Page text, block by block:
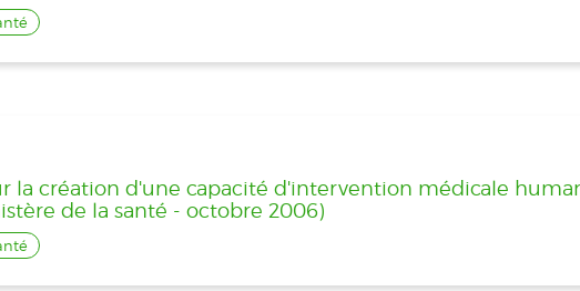
la création d'une capacité d'intervention médicale
de la santé - octobre 2006)